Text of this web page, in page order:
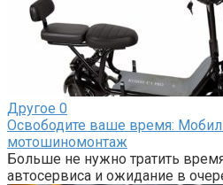
Другое 0
Освободите ваше время:
мотошиномонтаж
Больше не нужно тратить
автосервиса и ожидание в